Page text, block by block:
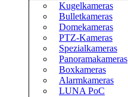
Kugelkameras
Bulletkameras
Domekameras
PTZ-Kameras
Spezialkameras
Panoramakameras
Boxkameras
Alarmkameras
LUNA PoC